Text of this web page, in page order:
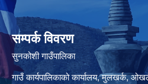
सम्पर्क विवरण
सुनकोशी गाउँपालिका
गाउँ कार्यपालिकाको कार्यालय, मुलखर्क,